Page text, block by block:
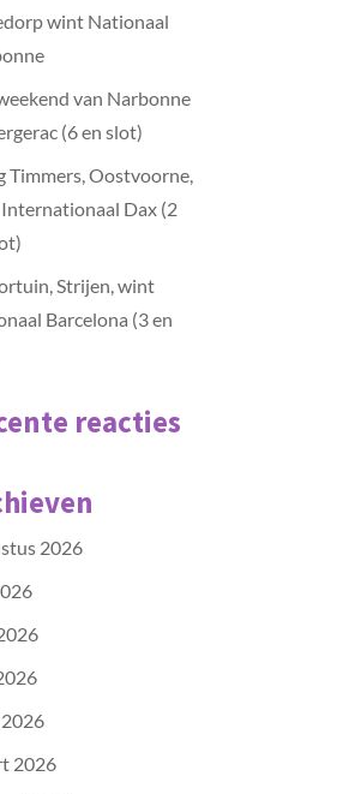
wint Nationaal
van Narbonne
(6 en slot)
Timmers, Oostvoorne,
Dax (2
Strijen, wint
Barcelona (3 en
reacties
2026
2026